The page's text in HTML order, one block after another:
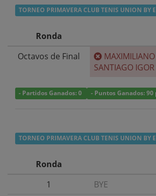
TORNEO PRIMAVERA CLUB TENIS UNION BY
Ronda
Octavos de Final
SANTIAGO
- Partidos Ganados: 0 - Puntos Ganados:
TORNEO PRIMAVERA CLUB TENIS UNION BY
Ronda
1
BYE